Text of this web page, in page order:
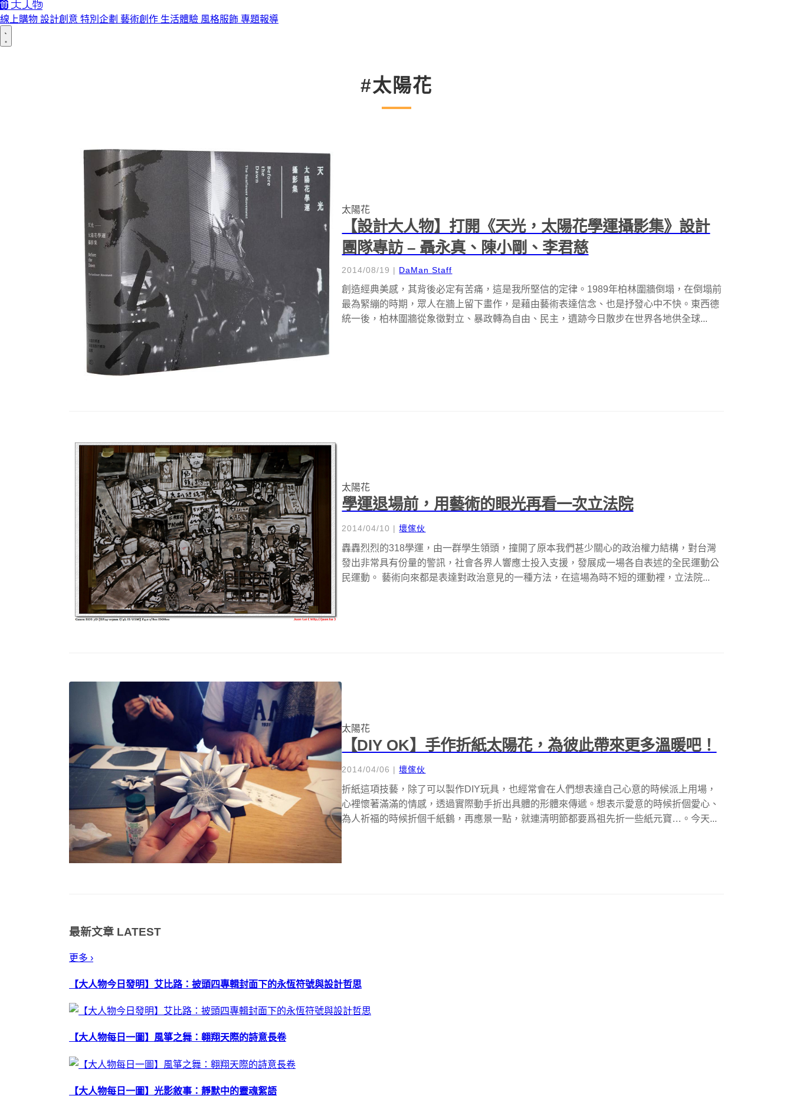
線上購物 設計創意 特別企劃 藝術創作 生活體驗 風格服飾 專題報導
#太陽花
太陽花
【設計大人物】打開《天光，太陽花學運攝影集》設計
團隊專訪 – 聶永真、陳小剛、李君慈
2014/08/19 | DaMan Staff
創造經典美感，其背後必定有苦痛，這是我所堅信的定律。1989年柏林圍牆倒塌，在倒塌前
最為緊繃的時期，眾人在牆上留下畫作，是藉由藝術表達信念、也是抒發心中不快。東西德
統一後，柏林圍牆從象徵對立、暴政轉為自由、民主，遺跡今日散步在世界各地供全球...
太陽花
學運退場前，用藝術的眼光再看一次立法院
2014/04/10 |壞傢伙
轟轟烈烈的318學運，由一群學生領頭，撞開了原本我們甚少關心的政治權力結構，對台灣
發出非常具有份量的警訊，社會各界人響應士投入支援，發展成一場各自表述的全民運動公
民運動。 藝術向來都是表達對政治意見的一種方法，在這場為時不短的運動裡，立法院...
太陽花
【DIY OK】手作折紙太陽花，為彼此帶來更多溫暖吧！
2014/04/06 |壞傢伙
折紙這項技藝，除了可以製作DIY玩具，也經常會在人們想表達自己心意的時候派上用場，
心裡懷著滿滿的情感，透過實際動手折出具體的形體來傳遞。想表示愛意的時候折個愛心、
為人祈福的時候折個千紙鶴，再應景一點，就連清明節都要爲祖先折一些紙元寶…。今天...
最新文章 LATEST
更多 ›
【大人物今日發明】艾比路：披頭四專輯封面下的永恆符號與設計哲思
【大人物每日一圖】風箏之舞：翱翔天際的詩意長卷
【大人物每日一圖】光影敘事：靜默中的靈魂絮語